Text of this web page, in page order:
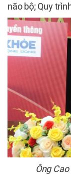
não bộ; Quy
Ông